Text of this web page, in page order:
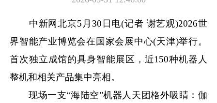
中新网北京5月30日电(记者 谢艺观)2026世
界智能产业博览会在国家会展中心(天津)举行。
首次独立成馆的具身智能展区，近150种机器人
整机和相关产品集中亮相。
现场一支“海陆空”机器人天团格外吸睛：伽